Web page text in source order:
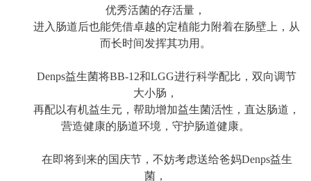
优秀活菌的存活量，
进入肠道后也能凭借卓越的定植能力附着在肠壁上，从
而长时间发挥其功用。
Denps益生菌将BB-12和LGG进行科学配比，双向调节
大小肠，
再配以有机益生元，帮助增加益生菌活性，直达肠道，
营造健康的肠道环境，守护肠道健康。
在即将到来的国庆节，不妨考虑送给爸妈Denps益生
菌，